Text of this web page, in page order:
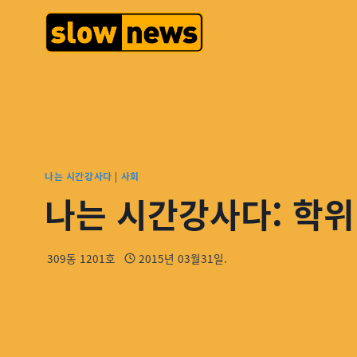
나는 시간강사다 | 사회
나는 시간강사다: 학
309동 1201호 2015년 03월31일.